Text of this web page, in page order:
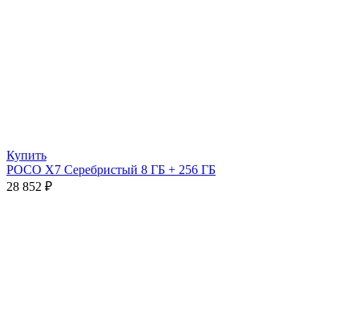
Купить
POCO X7 Серебристый 8 ГБ + 256 ГБ
28 852 ₽